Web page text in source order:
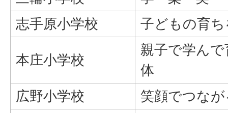
志手原小学校
子どもの育
本庄小学校
親子で学ん
体
広野小学校
笑顔でつな